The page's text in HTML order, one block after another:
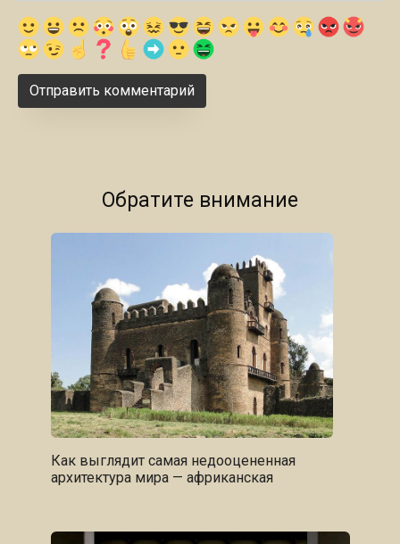
Обратите внимание
Как выглядит самая недооцененная
архитектура мира — африканская